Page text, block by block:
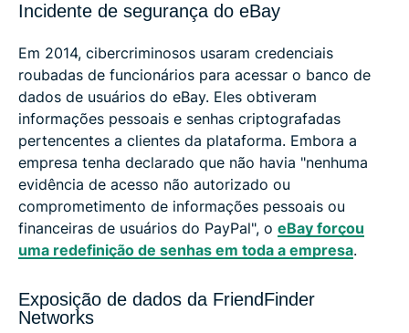
Incidente de segurança do eBay
Em 2014, cibercriminosos usaram credenciais
roubadas de funcionários para acessar o banco de
dados de usuários do eBay. Eles obtiveram
informações pessoais e senhas criptografadas
pertencentes a clientes da plataforma. Embora a
empresa tenha declarado que não havia "nenhuma
evidência de acesso não autorizado ou
comprometimento de informações pessoais ou
financeiras de usuários do PayPal", o eBay forçou
uma redefinição de senhas em toda a empresa.
Exposição de dados da FriendFinder
Networks